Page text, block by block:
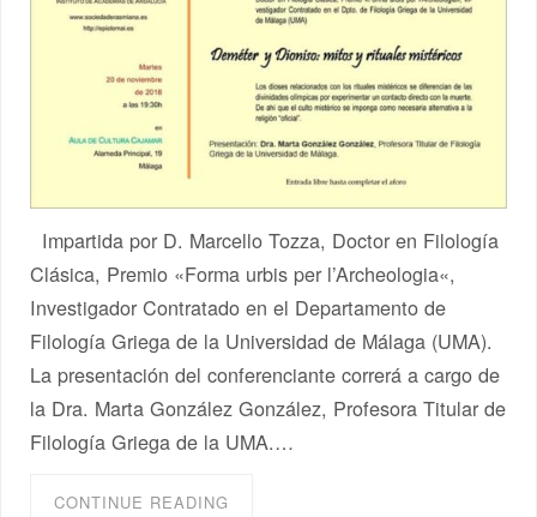
Impartida por D. Marcello Tozza, Doctor en Filología
Clásica, Premio «Forma urbis per l’Archeologia«,
Investigador Contratado en el Departamento de
Filología Griega de la Universidad de Málaga (UMA).
La presentación del conferenciante correrá a cargo de
la Dra. Marta González González, Profesora Titular de
Filología Griega de la UMA.…
CONTINUE READING